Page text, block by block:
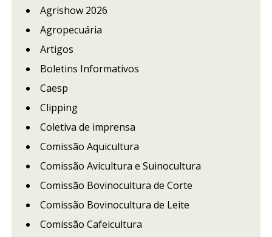
Agrishow 2026
Agropecuária
Artigos
Boletins Informativos
Caesp
Clipping
Coletiva de imprensa
Comissão Aquicultura
Comissão Avicultura e Suinocultura
Comissão Bovinocultura de Corte
Comissão Bovinocultura de Leite
Comissão Cafeicultura